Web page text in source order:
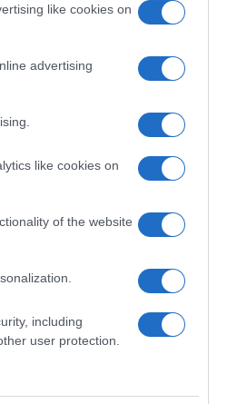
like cookies on
advertising
like cookies on
of the website
including
user protection.
hanno
di stream
il
streaming,
tempi
ascoltate,